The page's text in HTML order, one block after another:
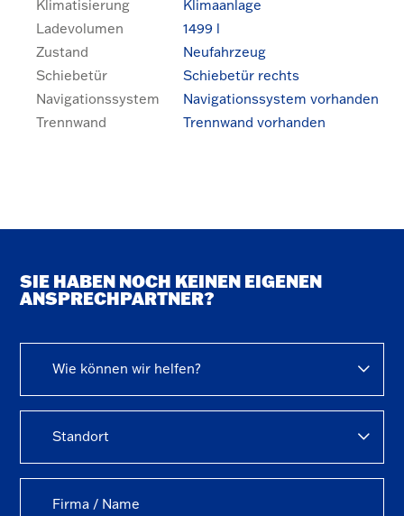
Klimatisierung
Klimaanlage
Ladevolumen
1499 l
Zustand
Neufahrzeug
Schiebetür
Schiebetür rechts
Navigationssystem
Navigationssystem vorhanden
Trennwand
Trennwand vorhanden
SIE HABEN NOCH KEINEN EIGENEN
ANSPRECHPARTNER?
Wie können wir helfen?
Standort